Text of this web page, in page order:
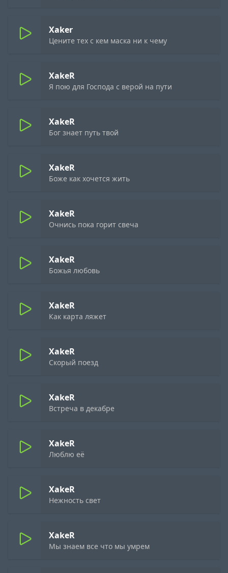
Xaker
Цените тех с кем маска ни к чему
XakeR
Я пою для Господа с верой на пути
XakeR
Бог знает путь твой
XakeR
Боже как хочется жить
XakeR
Очнись пока горит свеча
XakeR
Божья любовь
XakeR
Как карта ляжет
XakeR
Скорый поезд
XakeR
Встреча в декабре
XakeR
Люблю её
XakeR
Нежность свет
XakeR
Мы знаем все что мы умрем